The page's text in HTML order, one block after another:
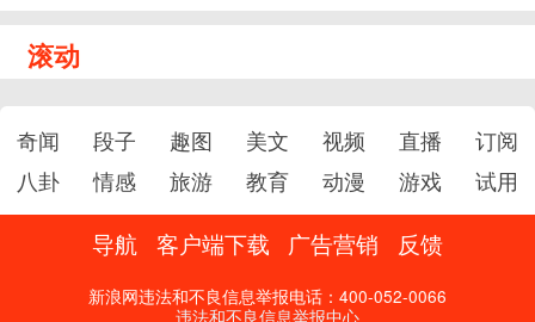
滚动
奇闻 段子 趣图 美文 视频 直播
订阅
八卦
情感 旅游 教育 动漫 游戏 试用
导航 客户端下载 广告营销 反馈
新浪网违法和不良信息举报电话：400-052-0066
违法和不良信息举报中心